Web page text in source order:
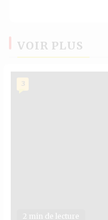
VOIR PLUS
2 min de lecture
3